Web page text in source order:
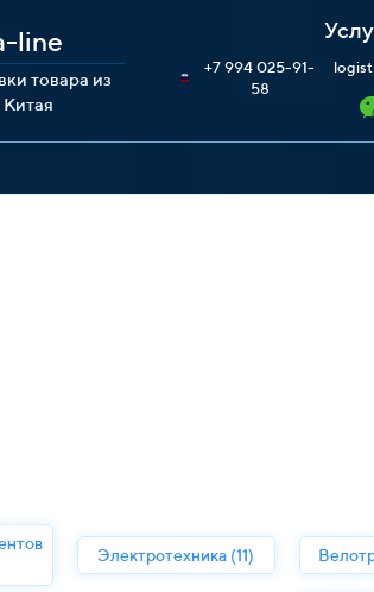
line
товара из
Китая
+7 994 025-91-
58
Электротехника (11)